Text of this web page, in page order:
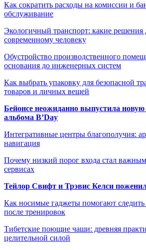
Как сократить расходы на комиссии и
обслуживание
Экологичный транспорт: какие решения
современному человеку
Обустройство производственного
основания до инженерных систем
Как выбрать упаковку для безопасной
товаров и личных вещей
Бейонсе неожиданно выпустила
альбома B’Day
Интегративные центры благополучия:
навигация
Почему низкий порог входа стал
сервисах
Тейлор Свифт и Трэвис Келси
Как носимые гаджеты помогают следить
после тренировок
Тибетские поющие чаши: древняя
целительной силой